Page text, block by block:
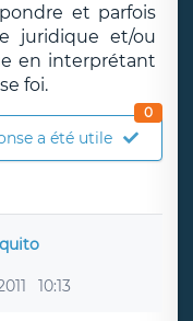
et parfois
juridique et/ou
en interprétant
foi.
a été utile
0
10:13